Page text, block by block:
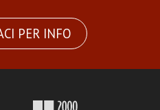
PER INFO